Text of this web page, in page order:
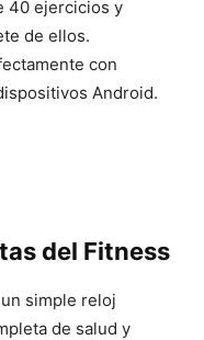
40 ejercicios y
de ellos.
con
Android.
del Fitness
simple reloj
de salud y